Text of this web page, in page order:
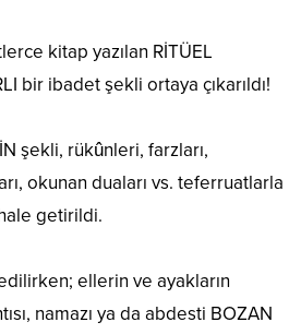
kitap yazılan RİTÜEL
bir ibadet şekli ortaya çıkarıldı!
şekli, rükûnleri, farzları,
okunan duaları vs. teferruatlarla
getirildi.
ellerin ve ayakların
namazı ya da abdesti BOZAN